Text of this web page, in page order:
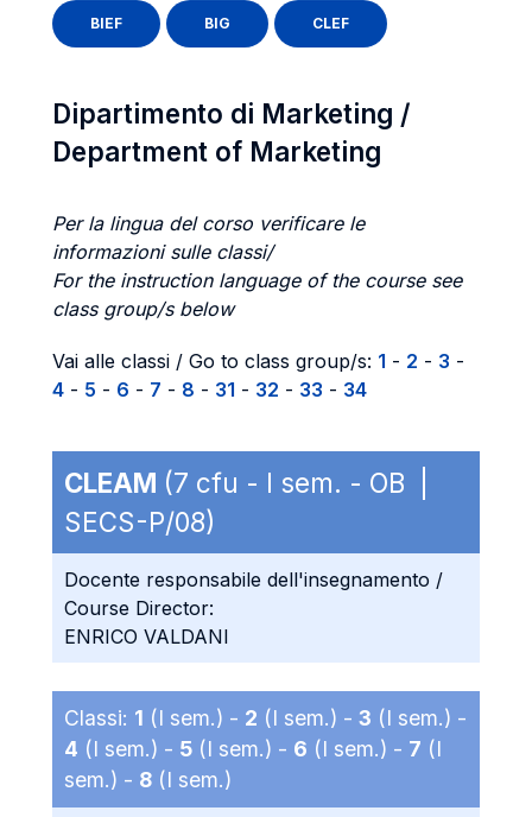
BIEF BIG CLEF
Dipartimento di Marketing /
Department of Marketing
Per la lingua del corso verificare le
informazioni sulle classi/
For the instruction language of the course see
class group/s below
Vai alle classi / Go to class group/s: 1 - 2 - 3 -
4 - 5 - 6 - 7 - 8 - 31 - 32 - 33 - 34
CLEAM (7 cfu - I sem. - OB |
SECS-P/08)
Docente responsabile dell'insegnamento /
Course Director:
ENRICO VALDANI
Classi: 1 (I sem.) - 2 (I sem.) - 3 (I sem.) -
4 (I sem.) - 5 (I sem.) - 6 (I sem.) - 7 (I
sem.) - 8 (I sem.)